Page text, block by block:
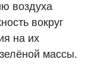
воздуха
вокруг
на их
массы.